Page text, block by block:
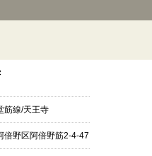
筋線/天王寺
倍野区阿倍野筋2-4-47